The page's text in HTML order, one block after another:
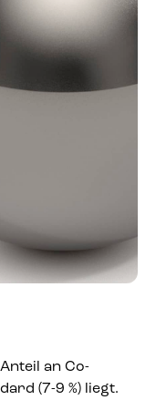
an Co-
(7-9 %) liegt.